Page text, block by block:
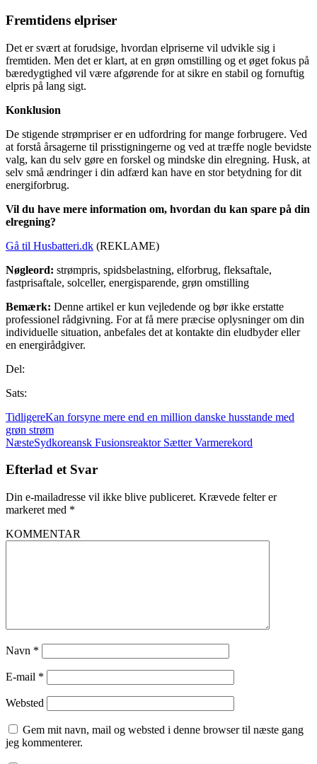
Fremtidens elpriser
Det er svært at forudsige, hvordan elpriserne vil udvikle sig i
fremtiden. Men det er klart, at en grøn omstilling og et øget fokus på
bæredygtighed vil være afgørende for at sikre en stabil og fornuftig
elpris på lang sigt.
Konklusion
De stigende strømpriser er en udfordring for mange forbrugere. Ved
at forstå årsagerne til prisstigningerne og ved at træffe nogle bevidste
valg, kan du selv gøre en forskel og mindske din elregning. Husk, at
selv små ændringer i din adfærd kan have en stor betydning for dit
energiforbrug.
Vil du have mere information om, hvordan du kan spare på din
elregning?
Gå til Husbatteri.dk (REKLAME)
Nøgleord: strømpris, spidsbelastning, elforbrug, fleksaftale,
fastprisaftale, solceller, energisparende, grøn omstilling
Bemærk: Denne artikel er kun vejledende og bør ikke erstatte
professionel rådgivning. For at få mere præcise oplysninger om din
individuelle situation, anbefales det at kontakte din eludbyder eller
en energirådgiver.
Del:
Sats:
TidligereKan forsyne mere end en million danske husstande med
grøn strøm
NæsteSydkoreansk Fusionsreaktor Sætter Varmerekord
Efterlad et Svar
Din e-mailadresse vil ikke blive publiceret. Krævede felter er
markeret med *
KOMMENTAR
Navn *
E-mail *
Websted
Gem mit navn, mail og websted i denne browser til næste gang
jeg kommenterer.